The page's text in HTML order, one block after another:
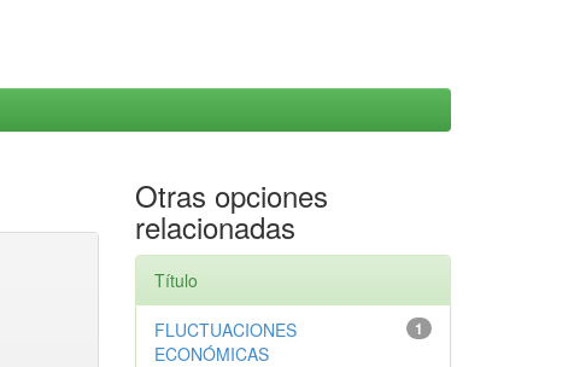
Otras opciones
relacionadas
Título
1
FLUCTUACIONES
ECONÓMICAS